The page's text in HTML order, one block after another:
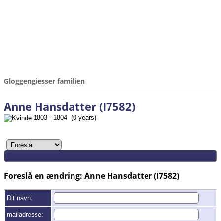
Gloggengiesser familien
Anne Hansdatter (I7582)
1803 - 1804 (0 years)
Foreslå en ændring: Anne Hansdatter (I7582)
Dit navn:
mailadresse: